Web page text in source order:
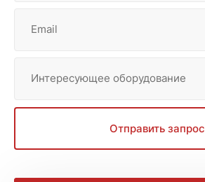
Email
Интересующее оборудование
Отправить запрос